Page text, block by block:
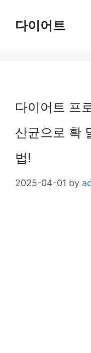
다이어트
다이어트 프
산균으로 확
법!
2025-04-01 by